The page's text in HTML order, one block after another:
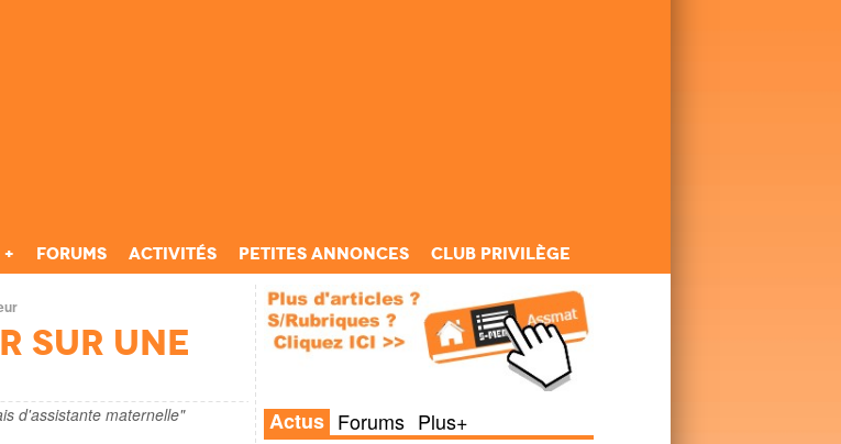
Forums Activités Petites annonces Club Privilège
sur une
d'assistante maternelle" Actus Forums Plus+